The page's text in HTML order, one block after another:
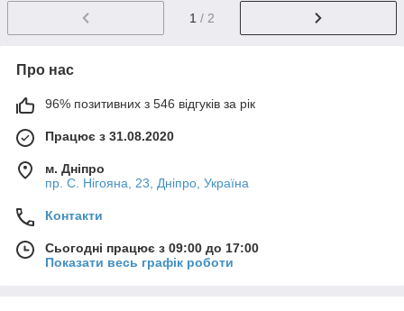
1 / 2
Про нас
96% позитивних з 546 відгуків за рік
Працює з 31.08.2020
м. Дніпро
пр. С. Нігояна, 23, Дніпро, Україна
Контакти
Сьогодні працює з 09:00 до 17:00
Показати весь графік роботи